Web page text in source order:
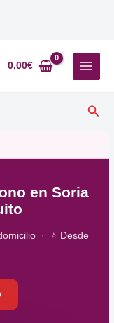
0,00€
en Soria
· ⭐ Desde